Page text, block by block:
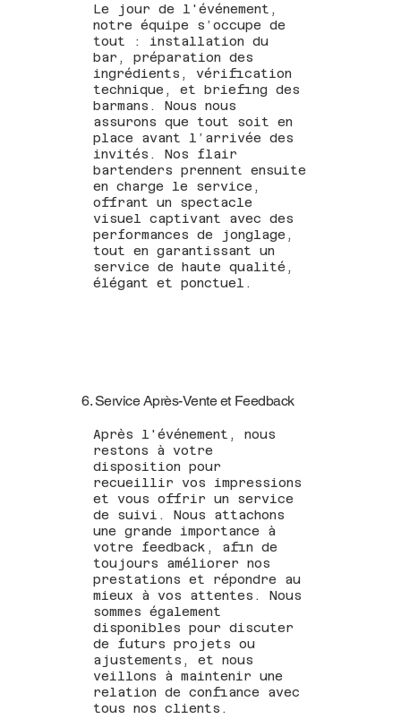
Le jour de l'événement,
notre équipe s’occupe de
tout : installation du
bar, préparation des
ingrédients, vérification
technique, et briefing des
barmans. Nous nous
assurons que tout soit en
place avant l’arrivée des
invités. Nos flair
bartenders prennent ensuite
en charge le service,
offrant un spectacle
visuel captivant avec des
performances de jonglage,
tout en garantissant un
service de haute qualité,
élégant et ponctuel.
6. Service Après-Vente et Feedback
Après l'événement, nous
restons à votre
disposition pour
recueillir vos impressions
et vous offrir un service
de suivi. Nous attachons
une grande importance à
votre feedback, afin de
toujours améliorer nos
prestations et répondre au
mieux à vos attentes. Nous
sommes également
disponibles pour discuter
de futurs projets ou
ajustements, et nous
veillons à maintenir une
relation de confiance avec
tous nos clients.